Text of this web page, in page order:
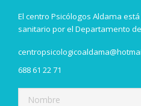
El centro Psicólogos Aldama
sanitario por el Departamento
688 61 22 71